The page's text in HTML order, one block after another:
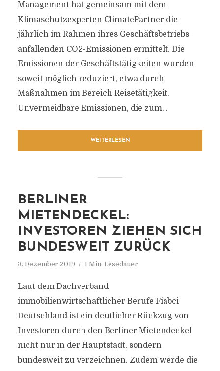
Management hat gemeinsam mit dem
Klimaschutzexperten ClimatePartner die
jährlich im Rahmen ihres Geschäftsbetriebs
anfallenden CO2-Emissionen ermittelt. Die
Emissionen der Geschäftstätigkeiten wurden
soweit möglich reduziert, etwa durch
Maßnahmen im Bereich Reisetätigkeit.
Unvermeidbare Emissionen, die zum...
WEITERLESEN
BERLINER
MIETENDECKEL:
INVESTOREN ZIEHEN SICH
BUNDESWEIT ZURÜCK
3. Dezember 2019 1 Min. Lesedauer
Laut dem Dachverband
immobilienwirtschaftlicher Berufe Fiabci
Deutschland ist ein deutlicher Rückzug von
Investoren durch den Berliner Mietendeckel
nicht nur in der Hauptstadt, sondern
bundesweit zu verzeichnen. Zudem werde die